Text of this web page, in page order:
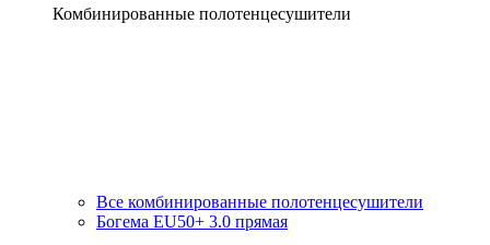
Комбинированные полотенцесушители
Все комбинированные полотенцесушители
Богема EU50+ 3.0 прямая